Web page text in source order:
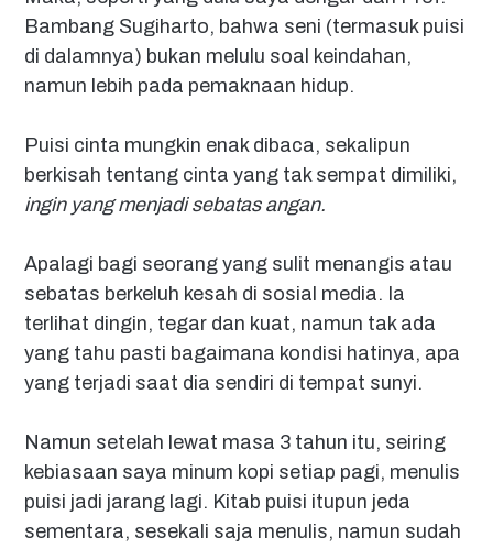
Bambang Sugiharto, bahwa seni (termasuk puisi
di dalamnya) bukan melulu soal keindahan,
namun lebih pada pemaknaan hidup.
Puisi cinta mungkin enak dibaca, sekalipun
berkisah tentang cinta yang tak sempat dimiliki,
ingin yang menjadi sebatas angan.
Apalagi bagi seorang yang sulit menangis atau
sebatas berkeluh kesah di sosial media. Ia
terlihat dingin, tegar dan kuat, namun tak ada
yang tahu pasti bagaimana kondisi hatinya, apa
yang terjadi saat dia sendiri di tempat sunyi.
Namun setelah lewat masa 3 tahun itu, seiring
kebiasaan saya minum kopi setiap pagi, menulis
puisi jadi jarang lagi. Kitab puisi itupun jeda
sementara, sesekali saja menulis, namun sudah